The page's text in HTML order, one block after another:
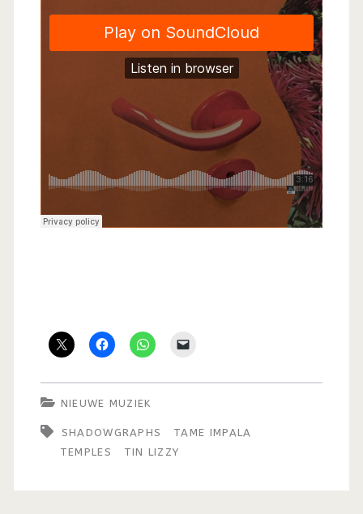
NIEUWE MUZIEK
SHADOWGRAPHS
TAME IMPALA
TEMPLES
TIN LIZZY